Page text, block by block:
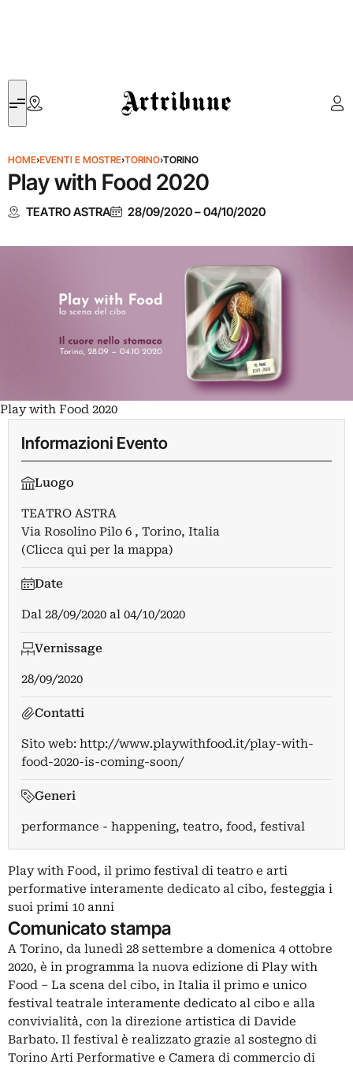
Artribune
HOME›EVENTI E MOSTRE›TORINO›TORINO
Play with Food 2020
TEATRO ASTRA 28/09/2020–04/10/2020
Play with Food 2020
Informazioni Evento
Luogo
TEATRO ASTRA
Via Rosolino Pilo 6 , Torino, Italia
(Clicca qui per la mappa)
Date
Dal 28/09/2020 al 04/10/2020
Vernissage
28/09/2020
Contatti
Sito web: http://www.playwithfood.it/play-with-
food-2020-is-coming-soon/
Generi
performance - happening, teatro, food, festival
Play with Food, il primo festival di teatro e arti
performative interamente dedicato al cibo, festeggia i
suoi primi 10 anni
Comunicato stampa
A Torino, da lunedì 28 settembre a domenica 4 ottobre
2020, è in programma la nuova edizione di Play with
Food – La scena del cibo, in Italia il primo e unico
festival teatrale interamente dedicato al cibo e alla
convivialità, con la direzione artistica di Davide
Barbato. Il festival è realizzato grazie al sostegno di
Torino Arti Performative e Camera di commercio di